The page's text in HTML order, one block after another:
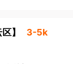
区】 3-5k